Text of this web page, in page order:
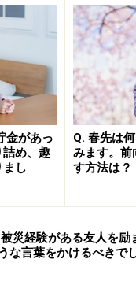
金があっ
め、趣
し
Q. 春先は
みます。前
す方法は？
災経験がある友人を励
な言葉をかけるべきで